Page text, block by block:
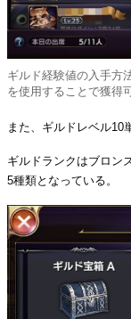
ギルド経験値の入手方
を使用することで獲得
また、ギルドレベル10
ギルドランクはブロン
5種類となっている。